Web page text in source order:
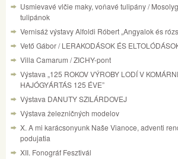
Usmievavé vlčie maky, voňavé tulipány /
tulipánok
Vernisáž výstavy Alfoldi Róbert „Angyalok és
Vető Gábor / LERAKODÁSOK ÉS
Villa Camarum / ZICHY-pont
Výstava „125 ROKOV VÝROBY LODÍ V
HAJÓGYÁRTÁS 125 ÉVE”
Výstava DANUTY SZILÁRDOVEJ
Výstava železničných modelov
X. A mi karácsonyunk Naše Vianoce, adventi
podujatia
XII. Fonográf Fesztivál